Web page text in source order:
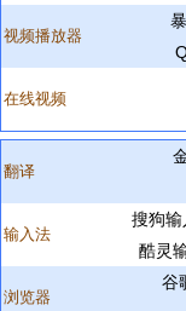
视频播放器
在线视频
翻译
输入法
搜狗输
酷灵
浏览器
谷